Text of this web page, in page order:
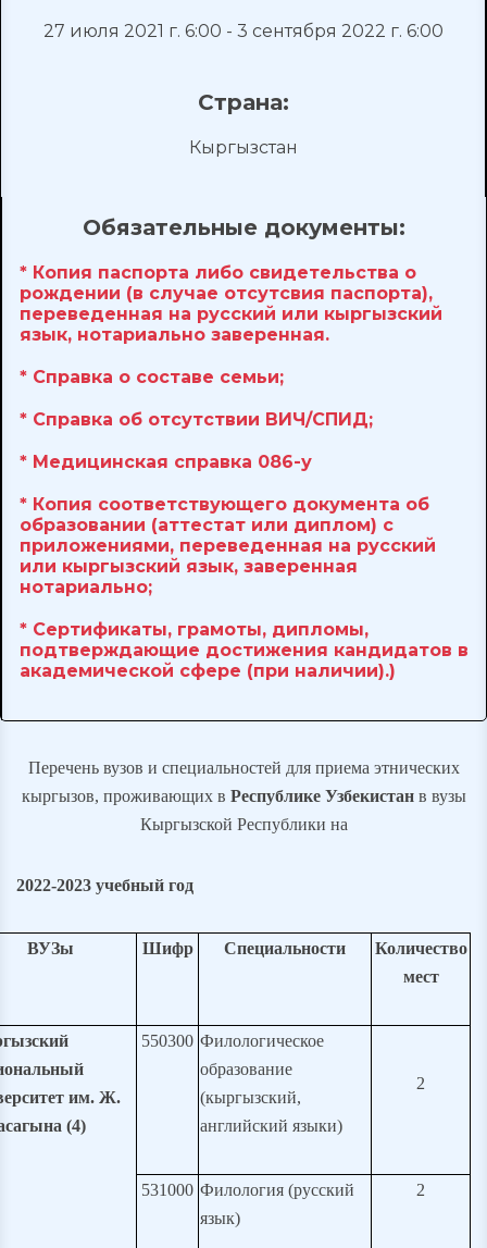
27 июля 2021 г. 6:00 - 3 сентября 2022 г. 6:00
Страна:
Кыргызстан
Обязательные документы:
* Копия паспорта либо свидетельства о
рождении (в случае отсутсвия паспорта),
переведенная на русский или кыргызский
язык, нотариально заверенная.
* Cправка о составе семьи;
* Справка об отсутствии ВИЧ/СПИД;
* Медицинская справка 086-у
* Копия соответствующего документа об
образовании (аттестат или диплом) с
приложениями, переведенная на русский
или кыргызский язык, заверенная
нотариально;
* Сертификаты, грамоты, дипломы,
подтверждающие достижения кандидатов в
академической сфере (при наличии).)
Перечень вузов и специальностей для приема этнических
кыргызов, проживающих в Республике Узбекистанв вузы
Кыргызской Республики на
2022-2023 учебный год
ВУЗы Шифр Специальности
Количество
мест
им. Ж.
(4)
550300 Филологическое
образование
(кыргызский,
английский языки)
2
531000 Филология (русский
язык)
2